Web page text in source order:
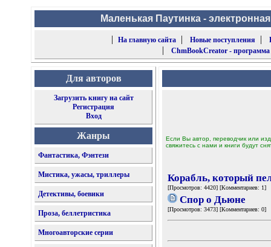
Маленькая Паутинка -
|
На главную сайта| Новые поступления |
| ChmBookCreator -
Для авторов
Загрузить книгу на сайт
Регистрация
Вход
Жанры
Фантастика, Фэнтези
Мистика, ужасы, триллеры
Детективы, боевики
Проза, беллетристика
Многоавторские серии
Если Вы автор, переводчик или
свяжитесь с нами и книги будут
Корабль, который
[Просмотров: 4420] [Комментариев: 1]
Спор о Дьюне
[Просмотров: 3473] [Комментариев: 0]